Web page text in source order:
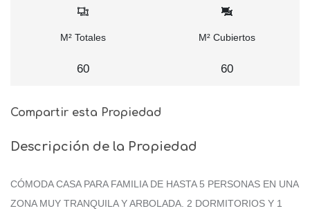
M² Totales
60
M² Cubiertos
60
Compartir esta Propiedad
Descripción de la Propiedad
CÓMODA CASA PARA FAMILIA DE HASTA 5 PERSONAS EN UNA
ZONA MUY TRANQUILA Y ARBOLADA. 2 DORMITORIOS Y 1